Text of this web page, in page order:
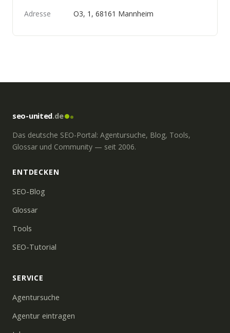
Adresse O3, 1, 68161 Mannheim
seo-united.de
Das deutsche SEO-Portal: Agentursuche, Blog, Tools,
Glossar und Community — seit 2006.
ENTDECKEN
SEO-Blog
Glossar
Tools
SEO-Tutorial
SERVICE
Agentursuche
Agentur eintragen